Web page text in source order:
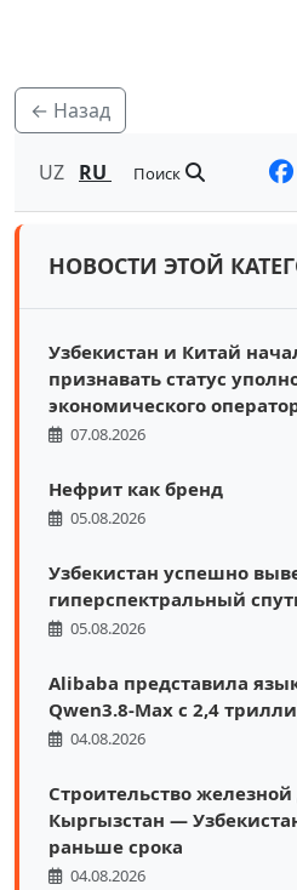
← Назад
UZ RU Поиск
НОВОСТИ ЭТОЙ
Узбекистан и Китай
признавать статус
экономического
07.08.2026
Нефрит как бренд
05.08.2026
Узбекистан успешно
гиперспектральный
05.08.2026
Alibaba представила
Qwen3.8-Max с 2,4
04.08.2026
Строительство
Кыргызстан —
раньше срока
04.08.2026